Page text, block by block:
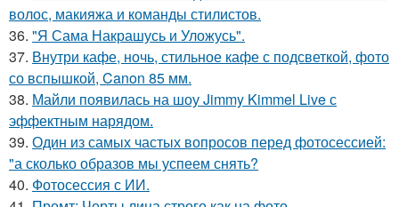
волос, макияжа и команды стилистов.
36. "Я Сама Накрашусь и Уложусь".
37. Внутри кафе, ночь, стильное кафе с подсветкой, фото
со вспышкой, Canon 85 мм.
38. Майли появилась на шоу Jimmy Kimmel Live с
эффектным нарядом.
39. Один из самых частых вопросов перед фотосессией:
"а сколько образов мы успеем снять?
40. Фотосессия с ИИ.